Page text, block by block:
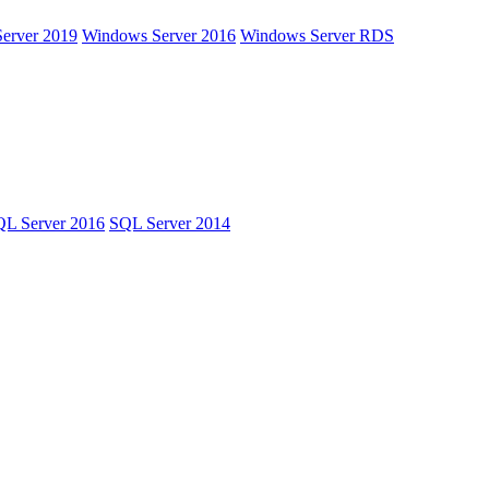
2019 Windows Server 2016 Windows Server RDS
Server 2016 SQL Server 2014